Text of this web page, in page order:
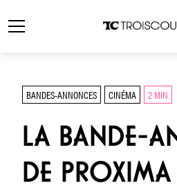
BANDES-ANNONCES CINÉMA 2 MIN
LA BANDE-
DE PROXIMA